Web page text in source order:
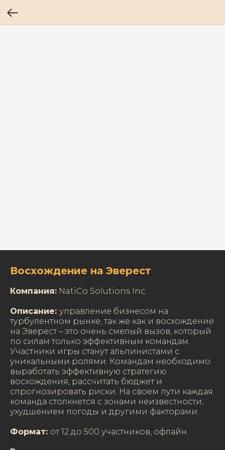
Восхождение на Эверест
Компания: NatiCo Solutions Inc.
Описание: управление бизнесом на
турбулентном рынке, так же как и восхождение
на Эверест – это очень смелый вызов, который
по силам только эффективным командам.
Участники игры станут альпинистами с
уникальными ролями. Командам необходимо
выработать эффективную стратегию
восхождения, рассчитать бюджет и
спрогнозировать риски. На своем пути каждая
команда столкнется с зонами неизвестности,
ухудшением погоды и другими факторами.
Формат: от 12 до 500 участников, офлайн.